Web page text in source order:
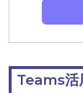
Teams活